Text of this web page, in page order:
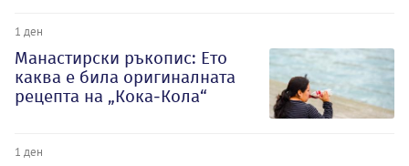
1 ден
Манастирски ръкопис: Ето
каква е била оригиналната
рецепта на „Кока-Кола“
1 ден